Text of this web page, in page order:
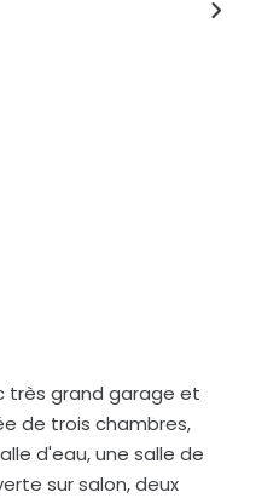
très grand garage et
de trois chambres,
d'eau, une salle de
sur salon, deux